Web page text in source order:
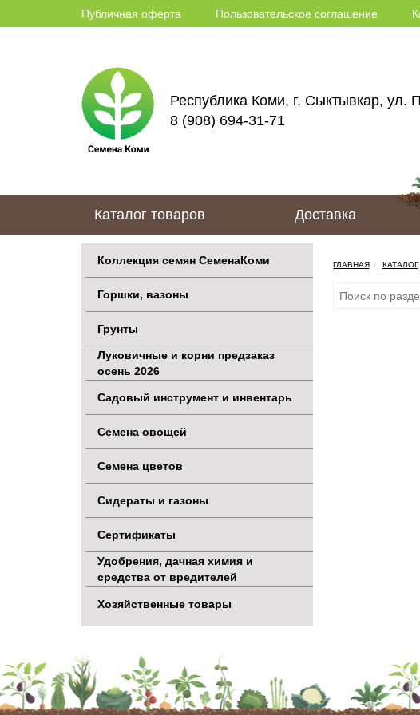
Публичная оферта Пользовательское соглашение
Республика Коми, г. Сыктывкар, ул.
8 (908) 694-31-71
Каталог товаров Доставка
Коллекция семян СеменаКоми
Горшки, вазоны
Грунты
Луковичные и корни предзаказ
осень 2026
Садовый инструмент и инвентарь
Семена овощей
Семена цветов
Сидераты и газоны
Сертификаты
Удобрения, дачная химия и
средства от вредителей
Хозяйственные товары
ГЛАВНАЯ КАТАЛОГ